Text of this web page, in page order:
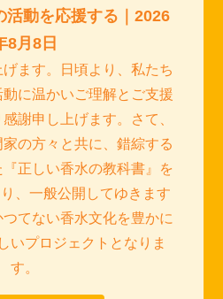
活動を応援する｜2026
8月8日
ます。日頃より、私たち
に温かいご理解とご支援
謝申し上げます。さて、
の方々と共に、錯綜する
正しい香水の教科書』を
、一般公開してゆきます
てない香水文化を豊かに
いプロジェクトとなりま
す。